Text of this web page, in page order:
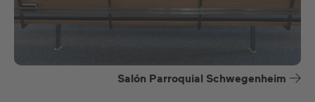
Salón Parroquial Schwegenheim